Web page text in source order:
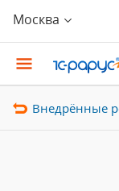
Москва
Внедрённые